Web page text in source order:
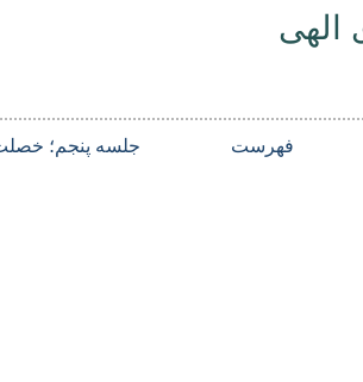
الهى
فهرست
جلسه پنجم؛